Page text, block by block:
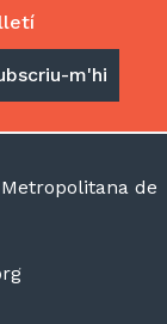
de